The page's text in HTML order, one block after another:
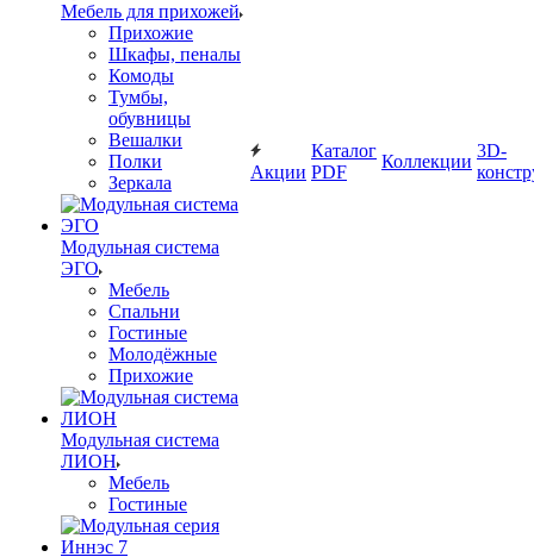
Мебель для прихожей
Прихожие
Шкафы, пеналы
Комоды
Тумбы,
обувницы
Вешалки
Полки
Зеркала
Модульная система
ЭГО
Мебель
Спальни
Гостиные
Молодёжные
Прихожие
Модульная система
ЛИОН
Мебель
Гостиные
Акции
Каталог
PDF
Коллекции
3D-